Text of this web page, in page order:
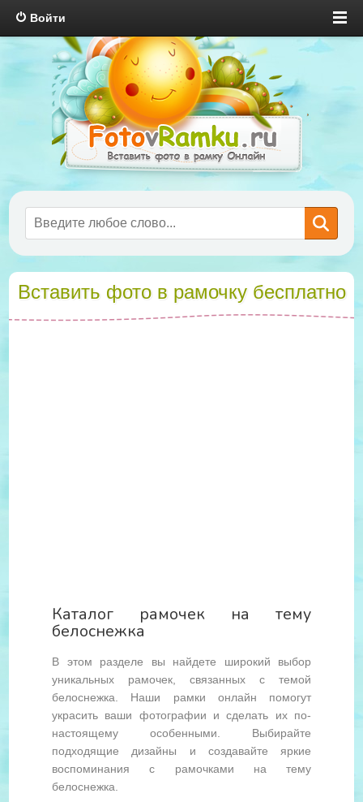
Войти
Вставить фото в рамочку бесплатно
Каталог рамочек на тему
белоснежка
В этом разделе вы найдете широкий выбор
уникальных рамочек, связанных с темой
белоснежка. Наши рамки онлайн помогут
украсить ваши фотографии и сделать их по-
настоящему особенными. Выбирайте
подходящие дизайны и создавайте яркие
воспоминания с рамочками на тему
белоснежка.